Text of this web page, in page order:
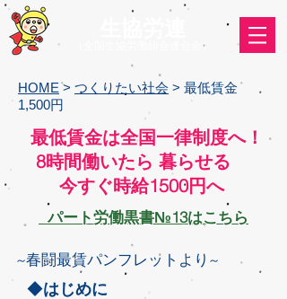
（全国生協労働組合連合会）
HOME> つくりたい社会 > 最低賃金
1,500円
最低賃金は全国一律制度へ！
8時間働いたら 暮らせる
今すぐ時給1500円へ
パート労働黒書№13はこちら
​~春闘最賃パンフレットより~
◆はじめに